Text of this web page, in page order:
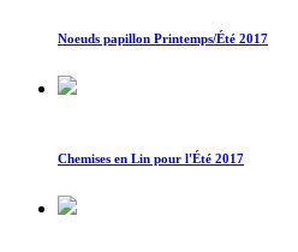
Noeuds papillon Printemps/Été 2017
Chemises en Lin pour l'Été 2017